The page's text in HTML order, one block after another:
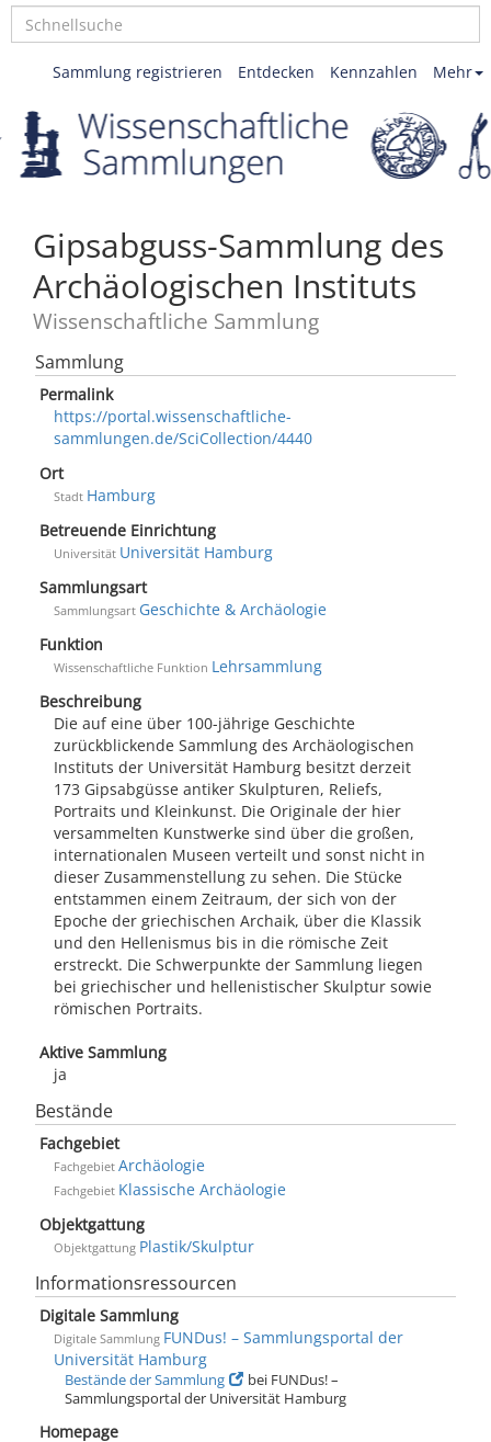
Mehr
Kennzahlen
Entdecken
Sammlung registrieren
Gipsabguss-Sammlung des
Archäologischen Instituts
Wissenschaftliche Sammlung
Sammlung
Permalink
https://portal.wissenschaftliche-
sammlungen.de/SciCollection/4440
Ort
Stadt Hamburg
Betreuende Einrichtung
Universität Universität Hamburg
Sammlungsart
Sammlungsart Geschichte & Archäologie
Funktion
Wissenschaftliche Funktion Lehrsammlung
Beschreibung
Die auf eine über 100-jährige Geschichte
zurückblickende Sammlung des Archäologischen
Instituts der Universität Hamburg besitzt derzeit
173 Gipsabgüsse antiker Skulpturen, Reliefs,
Portraits und Kleinkunst. Die Originale der hier
versammelten Kunstwerke sind über die großen,
internationalen Museen verteilt und sonst nicht in
dieser Zusammenstellung zu sehen. Die Stücke
entstammen einem Zeitraum, der sich von der
Epoche der griechischen Archaik, über die Klassik
und den Hellenismus bis in die römische Zeit
erstreckt. Die Schwerpunkte der Sammlung liegen
bei griechischer und hellenistischer Skulptur sowie
römischen Portraits.
Aktive Sammlung
ja
Bestände
Fachgebiet
Fachgebiet Archäologie
Fachgebiet Klassische Archäologie
Objektgattung
Objektgattung Plastik/Skulptur
Informationsressourcen
Digitale Sammlung
Digitale Sammlung FUNDus! – Sammlungsportal der
Universität Hamburg
Bestände der Sammlung
bei FUNDus! –
Sammlungsportal der Universität Hamburg
Homepage